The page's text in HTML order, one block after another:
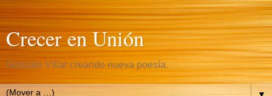
Crecer en Unión
Gonzalo Villar creando nueva poesía.